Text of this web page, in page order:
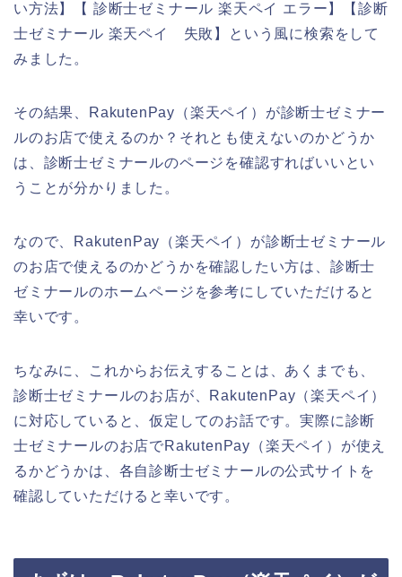
い方法】【 診断士ゼミナール 楽天ペイ エラー】【診断
士ゼミナール 楽天ペイ 失敗】という風に検索をして
みました。
その結果、RakutenPay（楽天ペイ）が診断士ゼミナー
ルのお店で使えるのか？それとも使えないのかどうか
は、診断士ゼミナールのページを確認すればいいとい
うことが分かりました。
なので、RakutenPay（楽天ペイ）が診断士ゼミナール
のお店で使えるのかどうかを確認したい方は、診断士
ゼミナールのホームページを参考にしていただけると
幸いです。
ちなみに、これからお伝えすることは、あくまでも、
診断士ゼミナールのお店が、RakutenPay（楽天ペイ）
に対応していると、仮定してのお話です。実際に診断
士ゼミナールのお店でRakutenPay（楽天ペイ）が使え
るかどうかは、各自診断士ゼミナールの公式サイトを
確認していただけると幸いです。